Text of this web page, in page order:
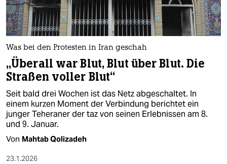
Was bei den Protesten in Iran geschah
„Überall war Blut, Blut über Blut. Die
Straßen voller Blut“
Seit bald drei Wochen ist das Netz abgeschaltet. In
einem kurzen Moment der Verbindung berichtet ein
junger Teheraner der taz von seinen Erlebnissen am 8.
und 9. Januar.
Von Mahtab Qolizadeh
23.1.2026